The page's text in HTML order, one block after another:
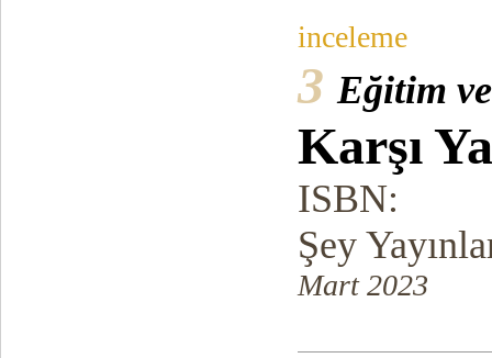
inceleme
3 Eğitim
Karşı
ISBN:
Şey
Mart 2023